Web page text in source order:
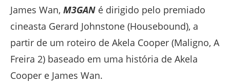
James Wan, M3GAN é dirigido pelo premiado
cineasta Gerard Johnstone (Housebound), a
partir de um roteiro de Akela Cooper (Maligno, A
Freira 2) baseado em uma história de Akela
Cooper e James Wan.